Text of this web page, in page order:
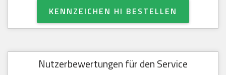
KENNZEICHEN HI BESTELLEN
Nutzerbewertungen für den Service